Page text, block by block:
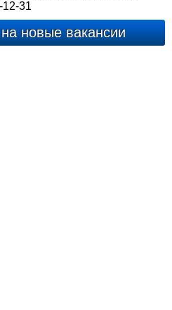
12-31
новые вакансии